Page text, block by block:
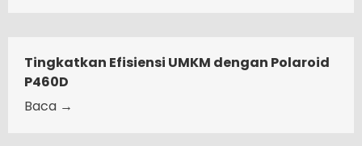
Tingkatkan Efisiensi UMKM dengan Polaroid
P460D
Baca →